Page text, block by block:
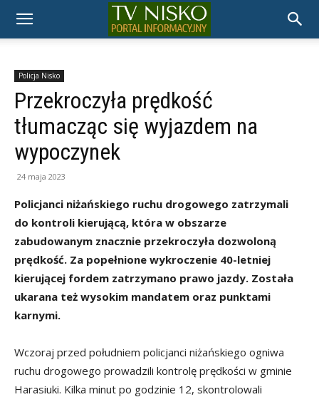
TELEWIZJA
NISKO
Policja Nisko
Przekroczyła prędkość
tłumacząc się wyjazdem na
wypoczynek
24 maja 2023
Policjanci niżańskiego ruchu drogowego zatrzymali
do kontroli kierującą, która w obszarze
zabudowanym znacznie przekroczyła dozwoloną
prędkość. Za popełnione wykroczenie 40-letniej
kierującej fordem zatrzymano prawo jazdy. Została
ukarana też wysokim mandatem oraz punktami
karnymi.
Wczoraj przed południem policjanci niżańskiego ogniwa
ruchu drogowego prowadzili kontrolę prędkości w gminie
Harasiuki. Kilka minut po godzinie 12, skontrolowali